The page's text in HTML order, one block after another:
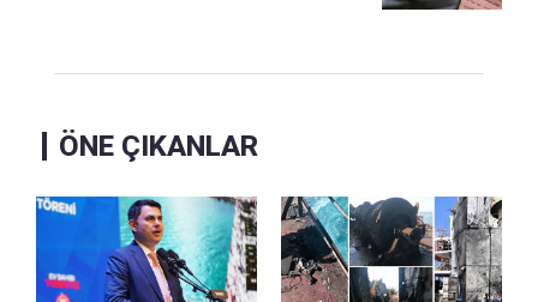
ÖNE ÇIKANLAR